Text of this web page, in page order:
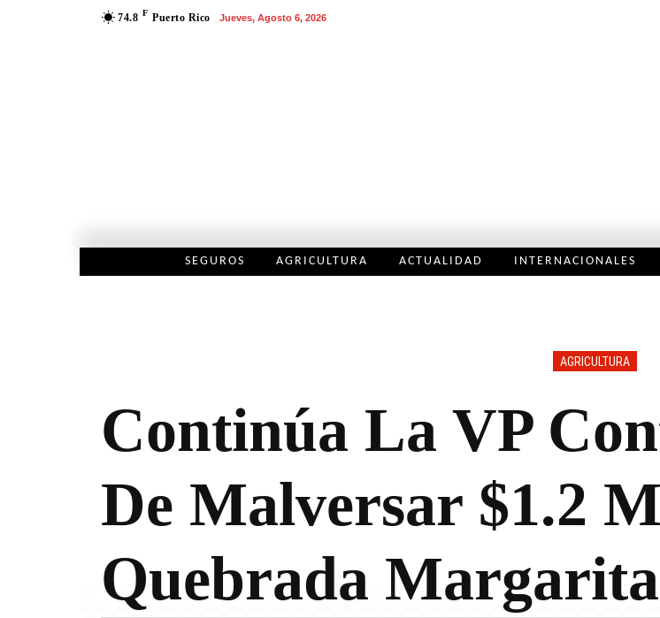
74.8 F Puerto Rico Jueves, Agosto 6, 2026
SEGUROS AGRICULTURA ACTUALIDAD INTERNACIONALES
AGRICULTURA
Continúa La VP
De Malversar $1.2
Quebrada Margarita